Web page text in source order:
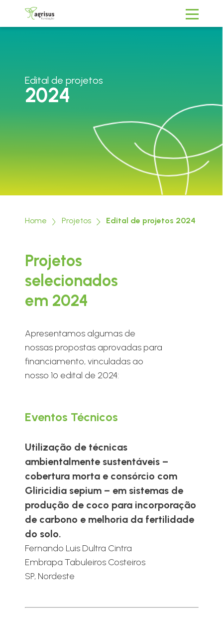
Edital de projetos
2024
Home Projetos Edital de projetos 2024
Projetos
selecionados
em 2024
Apresentamos algumas de
nossas propostas aprovadas para
financiamento, vinculadas ao
nosso 1º edital de 2024:
Eventos Técnicos
Utilização de técnicas
ambientalmente sustentáveis –
cobertura morta e consórcio com
Gliricidia sepium – em sistemas de
produção de coco para incorporação
de carbono e melhoria da fertilidade
do solo.
Fernando Luis Dultra Cintra
Embrapa Tabuleiros Costeiros
SP, Nordeste